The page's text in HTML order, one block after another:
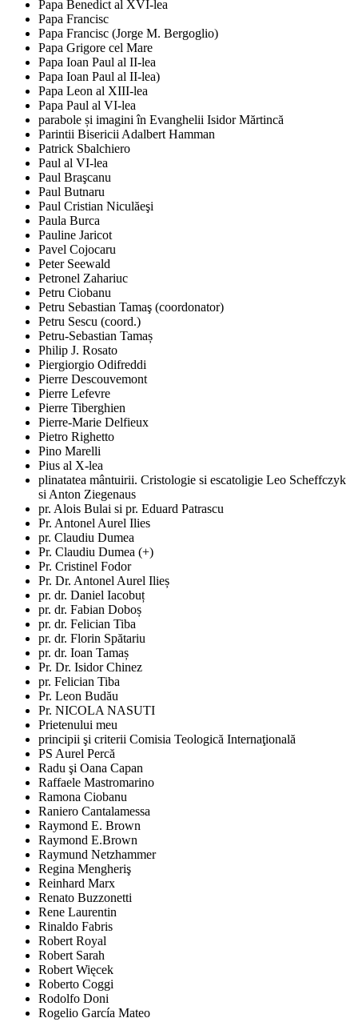
Papa Benedict al XVI-lea
Papa Francisc
Papa Francisc (Jorge M. Bergoglio)
Papa Grigore cel Mare
Papa Ioan Paul al II-lea
Papa Ioan Paul al II-lea)
Papa Leon al XIII-lea
Papa Paul al VI-lea
parabole și imagini în Evanghelii Isidor Mărtincă
Parintii Bisericii Adalbert Hamman
Patrick Sbalchiero
Paul al VI-lea
Paul Braşcanu
Paul Butnaru
Paul Cristian Niculăeşi
Paula Burca
Pauline Jaricot
Pavel Cojocaru
Peter Seewald
Petronel Zahariuc
Petru Ciobanu
Petru Sebastian Tamaş (coordonator)
Petru Sescu (coord.)
Petru-Sebastian Tamaș
Philip J. Rosato
Piergiorgio Odifreddi
Pierre Descouvemont
Pierre Lefevre
Pierre Tiberghien
Pierre-Marie Delfieux
Pietro Righetto
Pino Marelli
Pius al X-lea
plinatatea mântuirii. Cristologie si escatoligie Leo Scheffczyk
si Anton Ziegenaus
pr. Alois Bulai si pr. Eduard Patrascu
Pr. Antonel Aurel Ilies
pr. Claudiu Dumea
Pr. Claudiu Dumea (+)
Pr. Cristinel Fodor
Pr. Dr. Antonel Aurel Ilieș
pr. dr. Daniel Iacobuț
pr. dr. Fabian Doboș
pr. dr. Felician Tiba
pr. dr. Florin Spătariu
pr. dr. Ioan Tamaș
Pr. Dr. Isidor Chinez
pr. Felician Tiba
Pr. Leon Budău
Pr. NICOLA NASUTI
Prietenului meu
principii şi criterii Comisia Teologică Internaţională
PS Aurel Percă
Radu şi Oana Capan
Raffaele Mastromarino
Ramona Ciobanu
Raniero Cantalamessa
Raymond E. Brown
Raymond E.Brown
Raymund Netzhammer
Regina Mengheriş
Reinhard Marx
Renato Buzzonetti
Rene Laurentin
Rinaldo Fabris
Robert Royal
Robert Sarah
Robert Więcek
Roberto Coggi
Rodolfo Doni
Rogelio García Mateo